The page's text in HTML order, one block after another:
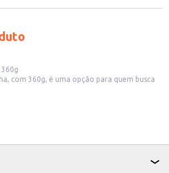
com 360g, é uma opção para quem busca
diversos momentos, seja em casa ou em
que buscam um produto de
oferece uma alternativa para quem busca